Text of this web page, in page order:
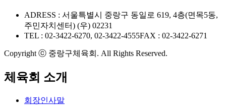
ADRESS : 서울특별시 중랑구 동일로 619, 4층(면목5동,
주민자치센터) (우) 02231
TEL : 02-3422-6270, 02-3422-4555FAX : 02-3422-6271
Copyright ⓒ 중랑구체육회. All Rights Reserved.
체육회 소개
회장인사말